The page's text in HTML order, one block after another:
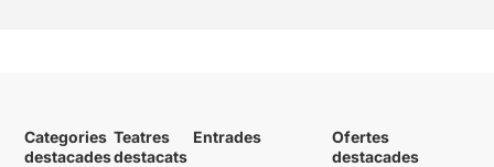
Categories
destacades
Teatres
destacats
Entrades
Ofertes
destacades